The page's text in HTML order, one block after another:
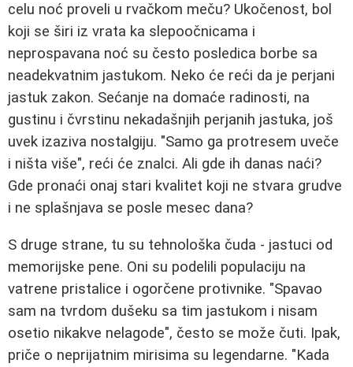
celu noć proveli u rvačkom meču? Ukočenost, bol
koji se širi iz vrata ka slepoočnicama i
neprospavana noć su često posledica borbe sa
neadekvatnim jastukom. Neko će reći da je perjani
jastuk zakon. Sećanje na domaće radinosti, na
gustinu i čvrstinu nekadašnjih perjanih jastuka, još
uvek izaziva nostalgiju. "Samo ga protresem uveče
i ništa više", reći će znalci. Ali gde ih danas naći?
Gde pronaći onaj stari kvalitet koji ne stvara grudve
i ne splašnjava se posle mesec dana?
S druge strane, tu su tehnološka čuda - jastuci od
memorijske pene. Oni su podelili populaciju na
vatrene pristalice i ogorčene protivnike. "Spavao
sam na tvrdom dušeku sa tim jastukom i nisam
osetio nikakve nelagode", često se može čuti. Ipak,
priče o neprijatnim mirisima su legendarne. "Kada